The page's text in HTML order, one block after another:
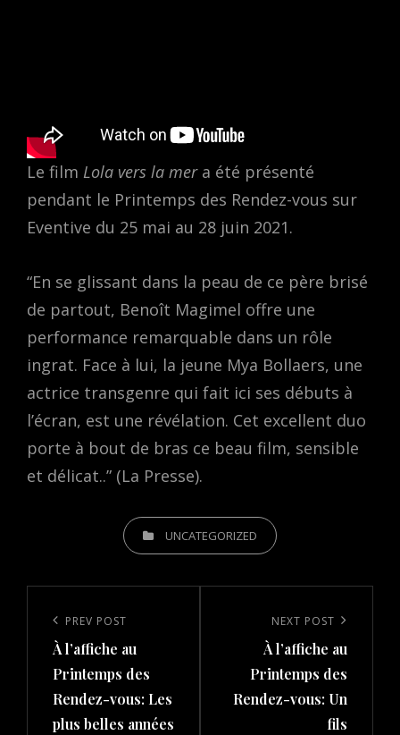
Le film Lola vers la mera été présenté
pendant le Printemps des Rendez-vous sur
Eventive du 25 mai au 28 juin 2021.
“En se glissant dans la peau de ce père brisé
de partout, Benoît Magimel offre une
performance remarquable dans un rôle
ingrat. Face à lui, la jeune Mya Bollaers, une
actrice transgenre qui fait ici ses débuts à
l’écran, est une révélation. Cet excellent duo
porte à bout de bras ce beau film, sensible
et délicat..” (La Presse).
CATEGORIESUNCATEGORIZED
navigation
Previous
Post
PREV POST
À l’affiche au
Printemps des
Rendez-vous: Les
plus belles années
NEXT POST
À l’affiche au
Printemps des
Rendez-vous: Un
fils